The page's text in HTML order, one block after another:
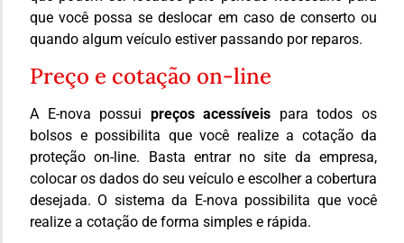
que você possa se deslocar em caso de conserto ou
quando algum veículo estiver passando por reparos.
Preço e cotação on-line
A E-nova possui preços acessíveis para todos os
bolsos e possibilita que você realize a cotação da
proteção on-line. Basta entrar no site da empresa,
colocar os dados do seu veículo e escolher a cobertura
desejada. O sistema da E-nova possibilita que você
realize a cotação de forma simples e rápida.